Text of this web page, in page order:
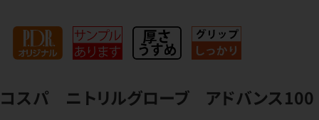
コスパ ニトリルグローブ アドバンス100